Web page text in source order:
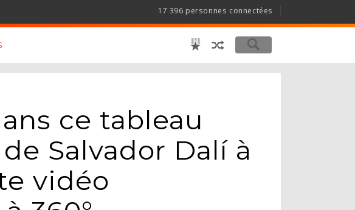
17 396 personnes connectées
ce tableau
Salvador Dalí à
vidéo